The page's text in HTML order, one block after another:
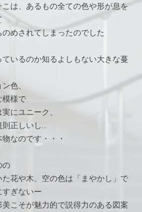
は、あるもの全ての色や形が息を
めされてしまったのでした
いるのか知るよしもない大きな蔓
色、
模様で
にユニーク、
正しいし…
なのです・・・
の
花や木、空の色は「まやかし」で
ぎないー
こそが魅力的で説得力のある図案